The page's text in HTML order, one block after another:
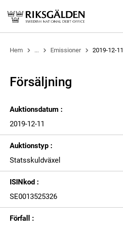
Hem ... Emissioner 2019-12-11
Försäljning
Auktionsdatum :
2019-12-11
Auktionstyp :
Statsskuldväxel
ISINkod :
SE0013525326
Förfall :